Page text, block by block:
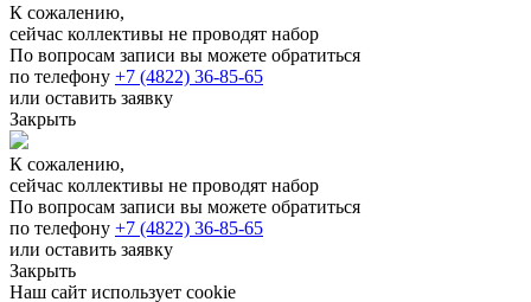
К сожалению,
сейчас коллективы не проводят набор
По вопросам записи вы можете обратиться
по телефону +7 (4822) 36-85-65
или оставить заявку
Закрыть
К сожалению,
сейчас коллективы не проводят набор
По вопросам записи вы можете обратиться
по телефону +7 (4822) 36-85-65
или оставить заявку
Закрыть
Наш сайт использует cookie